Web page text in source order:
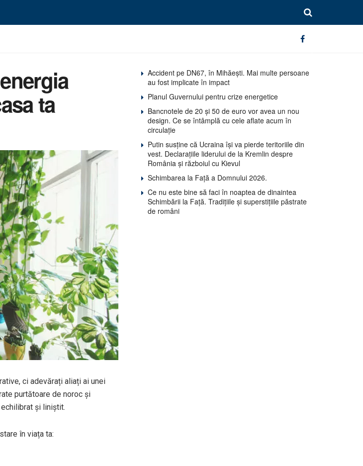
ta
ci adevărați aliați ai unei
purtătoare de noroc și
și liniștit.
în viața ta:
Accident pe DN67, în Mihăești. Mai multe persoane
au fost implicate în impact
Planul Guvernului pentru crize energetice
Bancnotele de 20 și 50 de euro vor avea un nou
design. Ce se întâmplă cu cele aflate acum în
circulație
Putin susține că Ucraina își va pierde teritoriile din
vest. Declarațiile liderului de la Kremlin despre
România și războiul cu Kievul
Schimbarea la Față a Domnului 2026.
Ce nu este bine să faci în noaptea de dinaintea
Schimbării la Față. Tradițiile și superstițiile păstrate
de români